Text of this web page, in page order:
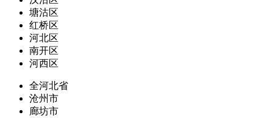
塘沽区
红桥区
河北区
南开区
河西区
全河北省
沧州市
廊坊市